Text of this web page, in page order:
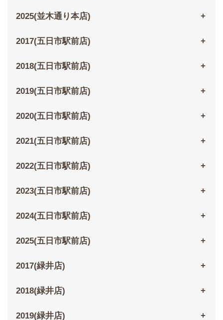
2025(並木通り本店)
2017(五日市駅前店)
2018(五日市駅前店)
2019(五日市駅前店)
2020(五日市駅前店)
2021(五日市駅前店)
2022(五日市駅前店)
2023(五日市駅前店)
2024(五日市駅前店)
2025(五日市駅前店)
2017(緑井店)
2018(緑井店)
2019(緑井店)